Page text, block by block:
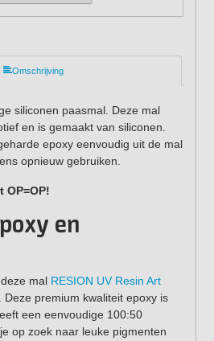
Omschrijving
siliconen paasmal. Deze mal
en is gemaakt van siliconen.
epoxy eenvoudig uit de mal
opnieuw gebruiken.
OP=OP!
en
mal RESION UV Resin Art
premium kwaliteit epoxy is
een eenvoudige 100:50
op zoek naar leuke pigmenten